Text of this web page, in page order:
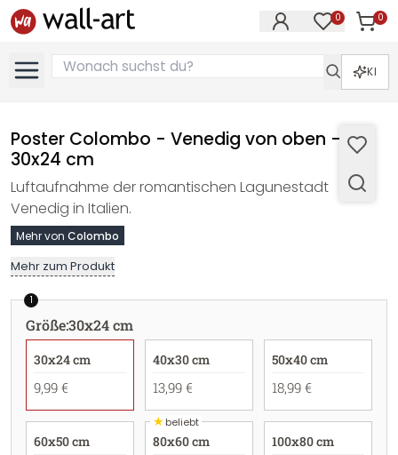
0 0
KI
Poster Colombo - Venedig von oben -
30x24 cm
Luftaufnahme der romantischen Lagunestadt
Venedig in Italien.
Mehr von Colombo
Mehr zum Produkt
1
Größe:30x24 cm
30x24 cm
9,99 €
40x30 cm
13,99 €
50x40 cm
18,99 €
60x50 cm
★beliebt
80x60 cm 100x80 cm